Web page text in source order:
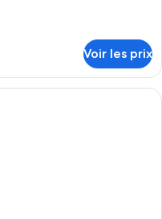
Voir les prix
chambre d’hôtel comprenant